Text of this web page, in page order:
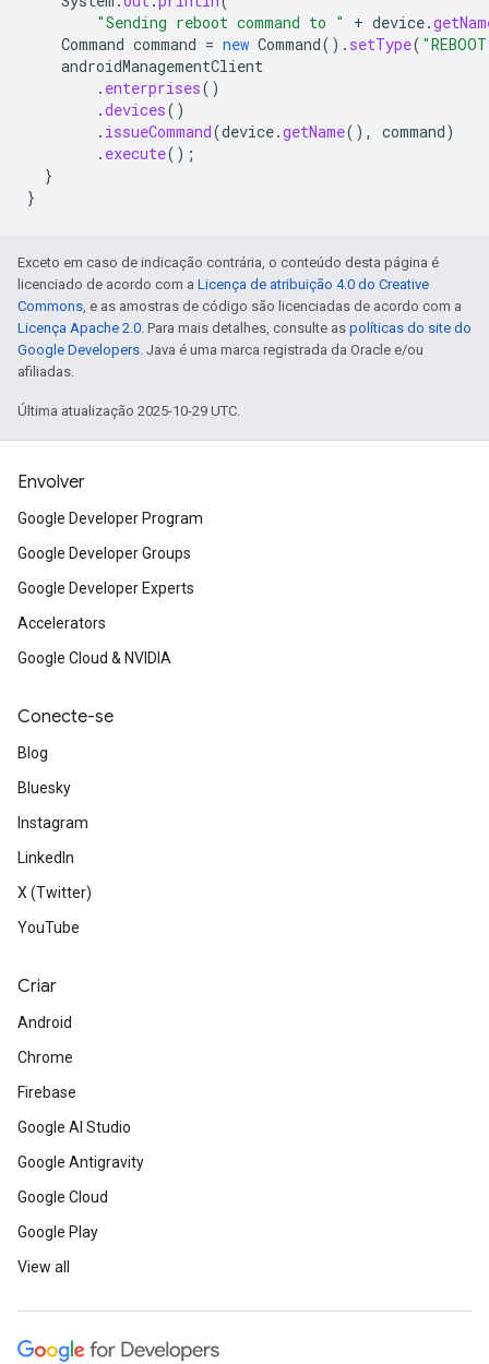
"Sending reboot command to "
+ device.
Command command = new Command(). setType(
androidManagementClient
. enterprises()
.devices()
. issueCommand(device.getName(), command)
. execute();
}
}
Exceto em caso de indicação contrária, o conteúdo desta página é
licenciado de acordo com a Licença de atribuição 4.0 do Creative
Commons, e as amostras de código são licenciadas de acordo com a
Licença Apache 2.0. Para mais detalhes, consulte as políticas do site do
Google Developers. Java é uma marca registrada da Oracle e/ou
afiliadas.
Última atualização 2025-10-29 UTC.
Envolver
Google Developer Program
Google Developer Groups
Google Developer Experts
Accelerators
Google Cloud & NVIDIA
Conecte-se
Blog
Bluesky
Instagram
LinkedIn
X (Twitter)
YouTube
Criar
Android
Chrome
Firebase
Google AI Studio
Google Antigravity
Google Cloud
Google Play
View all